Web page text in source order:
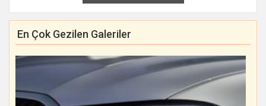
En Çok Gezilen Galeriler